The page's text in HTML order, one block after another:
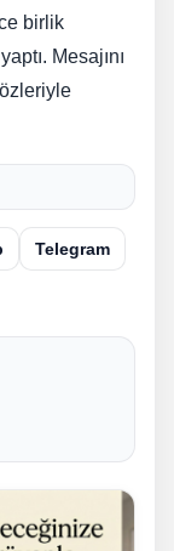
birlik
Mesajını
Telegram